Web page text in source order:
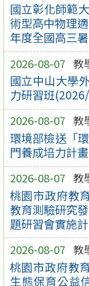
國立彰化師範
術型高中物理
年度全國高三
2026-08-07 教
國立中山大學
力研習班
2026-08-07 教
環境部檢送「
門養成培力計
2026-08-07 教
桃園市政府教
教育測驗研究
題研習會實施
2026-08-07 教
桃園市政府教
生態保育公益